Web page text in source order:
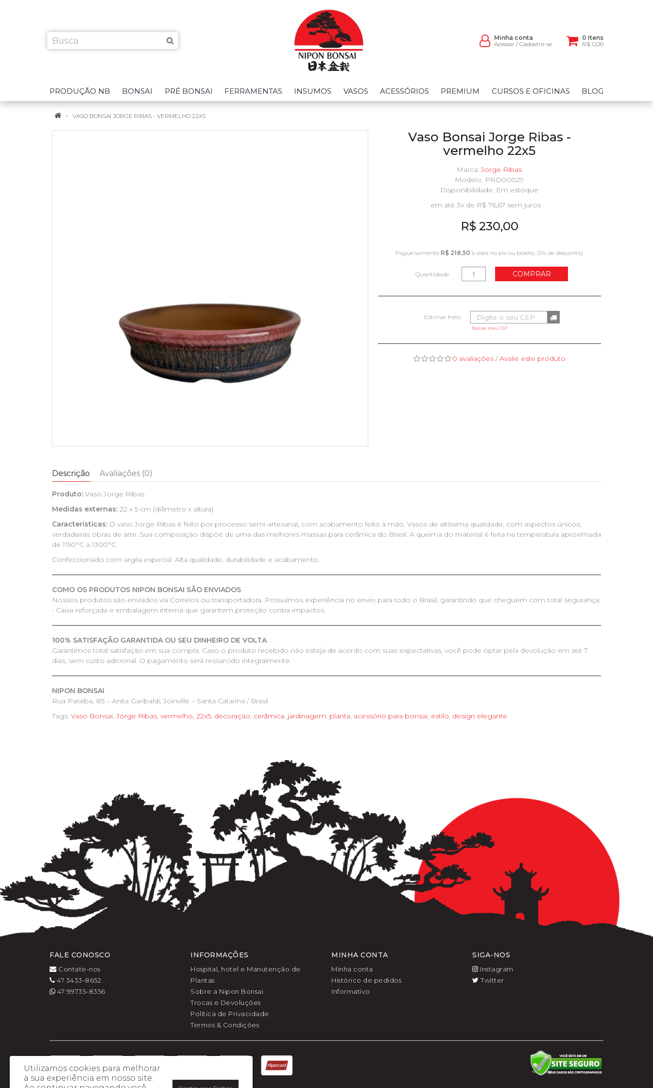
Minha conta
Acessar / Cadastre-se
0 Itens
R$ 0,00
PRODUÇÃO NB BONSAI PRÉ BONSAI FERRAMENTAS INSUMOS VASOS ACESSÓRIOS PREMIUM CURSOS E OFICINAS BLOG
VASO BONSAI JORGE RIBAS - VERMELHO 22X5
Vaso Bonsai Jorge Ribas -
vermelho 22x5
Marca:Jorge Ribas
Modelo: PRD00029
Disponibilidade: Em estoque
R$ 230,00
em até 3x de R$ 76,67 sem juros
Pague somente R$ 218,50 à vista no pix ou boleto. (5% de desconto)
Quantidade COMPRAR
Não sei meu CEP
0 avaliações/Avalie este produto
Descrição Avaliações (0)
Produto: Vaso Jorge Ribas
Medidas externas: 22 x 5 cm (diâmetro x altura)
Características: O vaso Jorge Ribas é feito por processo semi-artesanal, com acabamento feito à mão. Vasos de altíssima qualidade, com aspectos únicos,
verdadeiras obras de arte. Sua composição dispõe de uma das melhores massas para cerâmica do Brasil. A queima do material é feita na temperatura aproximada
de 1150°C a 1300°C.
Confeccionado com argila especial. Alta qualidade, durabilidade e acabamento.
COMO OS PRODUTOS NIPON BONSAI SÃO ENVIADOS
Nossos produtos são enviados via Correios ou transportadora. Possuímos experiência no envio para todo o Brasil, garantindo que cheguem com total segurança:
• Caixa reforçada e embalagem interna que garantem proteção contra impactos.
100% SATISFAÇÃO GARANTIDA OU SEU DINHEIRO DE VOLTA
Garantimos total satisfação em sua compra. Caso o produto recebido não esteja de acordo com suas expectativas, você pode optar pela devolução em até 7
dias, sem custo adicional. O pagamento será ressarcido integralmente.
NIPON BONSAI
Rua Paraíba, 85 – Anita Garibaldi, Joinville – Santa Catarina / Brasil
Tags: Vaso Bonsai,Jorge Ribas, vermelho, 22x5, decoração, cerâmica, jardinagem, planta, acessório para bonsai, estilo, design elegante
FALE CONOSCO
Contate-nos
47 3433-8652
47 99735-8356
INFORMAÇÕES
Hospital, hotel e Manutenção de
Plantas
Sobre a Nipon Bonsai
Trocas e Devoluções
Política de Privacidade
Termos & Condições
MINHA CONTA
Minha conta
Histórico de pedidos
Informativo
SIGA-NOS
Instagram
Twitter
Utilizamos cookies para melhorar
a sua experiência em nosso site.